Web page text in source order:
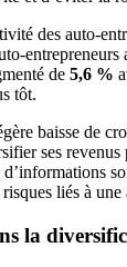
des auto-
entrepreneurs
de 5,6 %
tôt.
baisse de
ses
liés à
la